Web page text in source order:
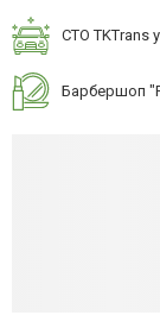
СТО TKTrans
Барбершоп